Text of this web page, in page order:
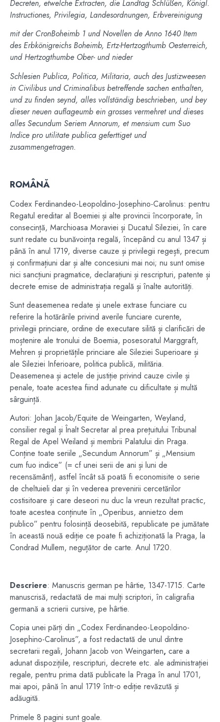
Decreten, etwelche Extracten, die Landtag Schlüßen, Königl.
Instructiones, Privilegia, Landesordnungen, Erbvereinigung
mit der CronBoheimb 1 und Novellen de Anno 1640 Item
des Erbkönigreichs Boheimb, Ertz-Hertzogthumb Oesterreich,
und Hertzogthumbe Ober- und nieder
Schlesien Publica, Politica, Militaria, auch des Justizweesen
in Civilibus und Criminalibus betreffende sachen enthalten,
und zu finden seynd, alles vollständig beschrieben, und bey
dieser neuen auflageumb ein grosses vermehret und dieses
alles Secundum Seriem Annorum, et mensium cum Suo
Indice pro utilitate publica geferttiget und
zusammengetragen.
ROMÂNĂ
Codex Ferdinandeo-Leopoldino-Josephino-Carolinus: pentru
Regatul ereditar al Boemiei și alte provincii încorporate, în
consecință, Marchioasa Moraviei și Ducatul Sileziei, în care
sunt redate cu bunăvoința regală, începând cu anul 1347 și
până în anul 1719, diverse cauze și privilegii regești, precum
și confirmațiuni dar și alte concesiuni mai noi; nu sunt omise
nici sancțiuni pragmatice, declarațiuni și rescripturi, patente și
decrete emise de administrația regală și înalte autorități.
Sunt deasemenea redate și unele extrase funciare cu
referire la hotărârile privind averile funciare curente,
privilegii princiare, ordine de executare silită și clarificări de
moștenire ale tronului de Boemia, posesoratul Marggraft,
Mehren și proprietățile princiare ale Sileziei Superioare și
ale Sileziei Inferioare, politica publică, milităria.
Deasemenea și actele de justiție privind cauze civile și
penale, toate acestea fiind adunate cu dificultate și multă
sârguință.
Autori: Johan Jacob/Equite de Weingarten, Weyland,
consilier regal și Înalt Secretar al prea prețuitului Tribunal
Regal de Apel Weiland și membrii Palatului din Praga.
Conține toate seriile „Secundum Annorum” și „Mensium
cum fuo indice” (= cf unei serii de ani și luni de
recensământ), astfel încât să poată fi economisite o serie
de cheltuieli dar și în vederea prevenirii cercetărilor
costisitoare și care deseori nu duc la vreun rezultat practic,
toate acestea conținute în „Operibus, annietzo dem
publico” pentru folosință deosebită, republicate pe jumătate
în această nouă ediție ce poate fi achiziționată la Praga, la
Condrad Mullem, neguțător de carte. Anul 1720.
Descriere: Manuscris german pe hârtie, 1347-1715. Carte
manuscrisă, redactată de mai mulți scriptori, în caligrafia
germană a scrierii cursive, pe hârtie.
Copia unei părți din „Codex Ferdinandeo-Leopoldino-
Josephino-Carolinus”, a fost redactată de unul dintre
secretarii regali, Johann Jacob von Weingarten, care a
adunat dispozițiile, rescripturi, decrete etc. ale administrației
regale, pentru prima dată publicate la Praga în anul 1701,
mai apoi, până în anul 1719 într-o ediție revăzută și
adăugită.
Primele 8 pagini sunt goale.